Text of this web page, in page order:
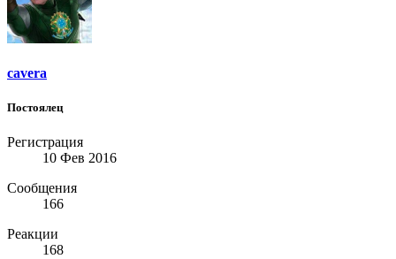
cavera
Постоялец
Регистрация
10 Фев 2016
Сообщения
166
Реакции
168